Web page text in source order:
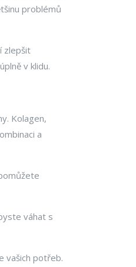
problémů
zlepšit
v klidu.
Kolagen,
a
váhat s
vašich potřeb.